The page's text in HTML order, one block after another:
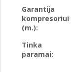
Garantija
kompresoriui
(m.):
Tinka
paramai: